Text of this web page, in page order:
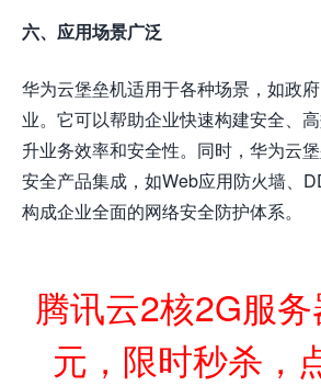
六、应用场景广泛
华为云堡垒机适用于各种场景，如政
业。它可以帮助企业快速构建安全、
升业务效率和安全性。同时，华为云
安全产品集成，如Web应用防火墙、
构成企业全面的网络安全防护体系。
腾讯云2核2G服
元，限时秒杀，